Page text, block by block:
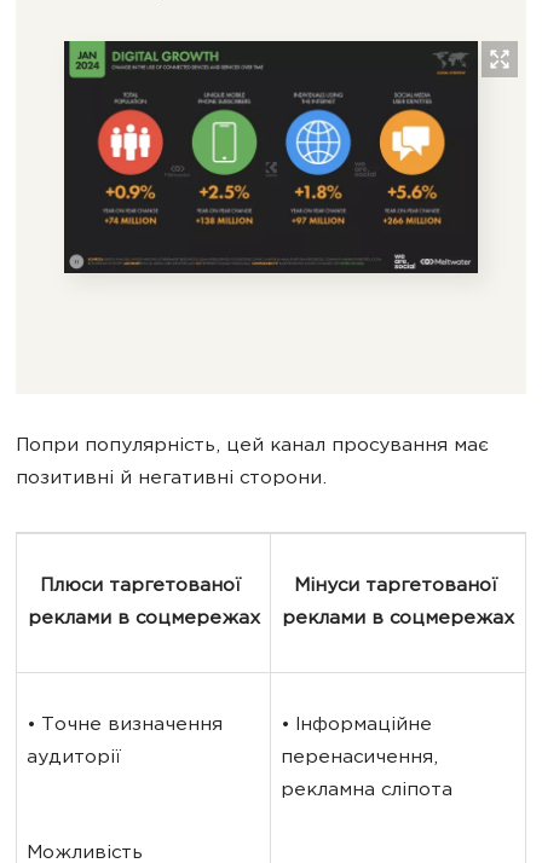
Попри популярність, цей канал просування має
позитивні й негативні сторони.
Плюси таргетованої
реклами в соцмережах
Мінуси таргетованої
реклами в соцмережах
• Точне визначення
аудиторії
Можливість
• Інформаційне
перенасичення,
рекламна сліпота